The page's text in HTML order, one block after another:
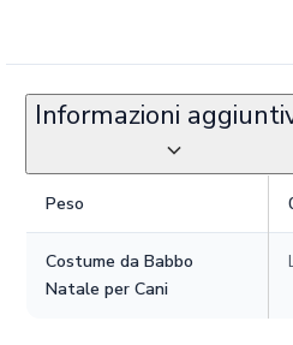
Informazioni
Peso
Costume da Babbo
Natale per Cani